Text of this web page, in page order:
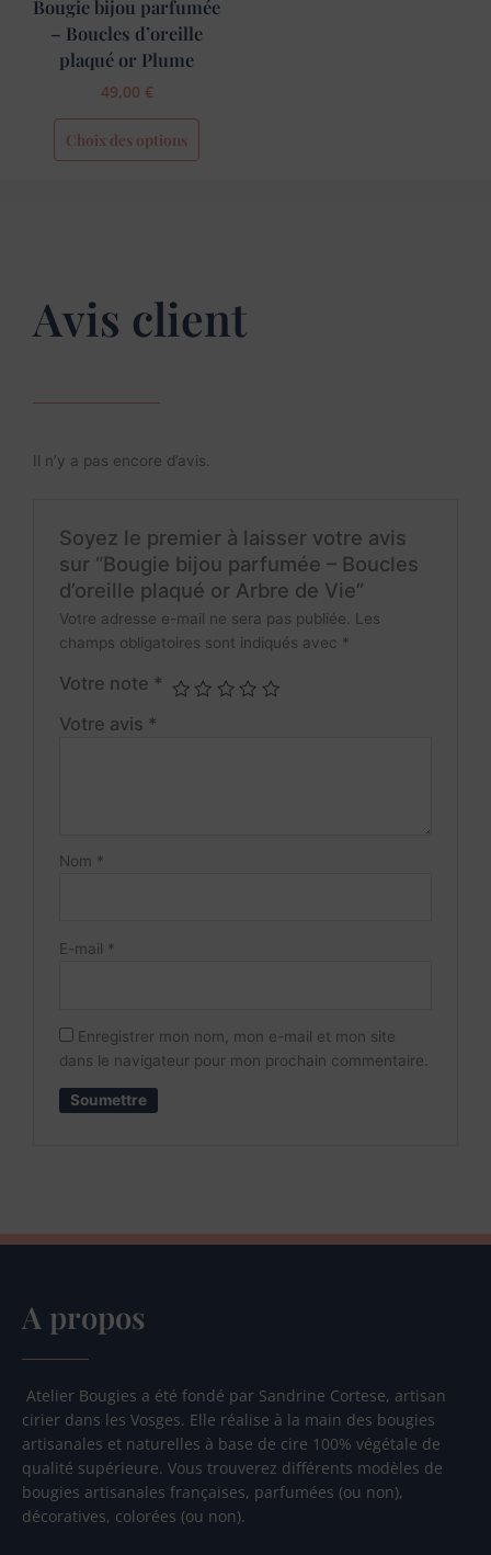
Bougie bijou parfumée
– Boucles d’oreille
plaqué or Plume
49,00 €
Choix des options
la
page
Avis client
Il n’y a pas encore d’avis.
Soyez le premier à laisser votre avis
sur “Bougie bijou parfumée – Boucles
d’oreille plaqué or Arbre de Vie”
Votre adresse e-mail ne sera pas publiée.
Les
champs obligatoires sont indiqués avec *
Votre note *
Votre avis *
Nom *
E-mail *
Enregistrer mon nom, mon e-mail et mon site
dans le navigateur pour mon prochain commentaire.
A propos
Atelier Bougies a été fondé par Sandrine Cortese, artisan
cirier dans les Vosges. Elle réalise à la main des bougies
artisanales et naturelles à base de cire 100% végétale de
qualité supérieure. Vous trouverez différents modèles de
bougies artisanales françaises, parfumées (ou non),
décoratives, colorées (ou non).